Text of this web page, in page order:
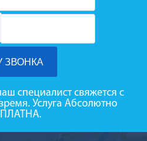
специалист свяжется с
Услуга Абсолютно